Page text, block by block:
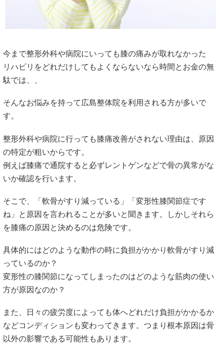
今まで整形外科や病院にいっても膝の痛みが取れなかった
リハビリをどれだけしてもよくならないなら時間とお金の無
駄では、、
そんなお悩みを持って広島整体院を利用される方が多いで
す。
整形外科や病院に行っても膝痛改善がされない理由は、原因
の特定が粗いからです。
例えば膝痛で通院すると必ずレントゲンなどで骨の異常がな
いか確認を行います。
そこで、「軟骨がすり減っている」「変形性膝関節症です
ね」と原因を言われることが多いと聞きます。しかしそれら
を膝痛の原因と決めるのは危険です。
具体的にはどのような動作の時に負担がかかり軟骨がすり減
っているのか？
変形性の膝関節になってしまったのはどのような筋肉の使い
方が原因なのか？
また、日々の疲労度によっても体へどれだけ負担がかかるか
などコンディションも変わってきます。つまり根本原因は骨
以外の影響である可能性もあります。